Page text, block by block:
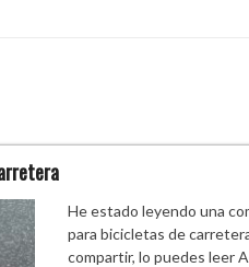
He estado leyendo una
para bicicletas de
compartir, lo puedes leer